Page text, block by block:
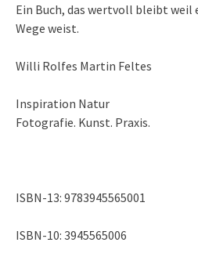
Ein Buch, das wertvoll bleibt weil
Wege weist.
Willi Rolfes Martin Feltes
Inspiration Natur
Fotografie. Kunst. Praxis.
ISBN-13: 9783945565001
ISBN-10: 3945565006